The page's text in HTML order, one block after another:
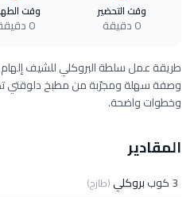
وقت التحضير
0 دقيقة
وقت
0 دقيقة
وخطوات واضحة.
المقادير
3 كوب بروكلي (طازج)